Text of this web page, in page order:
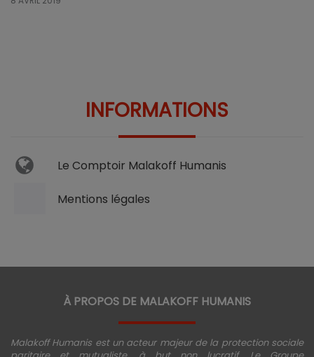
INFORMATIONS
Le Comptoir Malakoff Humanis
Mentions légales
À PROPOS DE MALAKOFF HUMANIS
Malakoff Humanis est un acteur majeur de la protection sociale